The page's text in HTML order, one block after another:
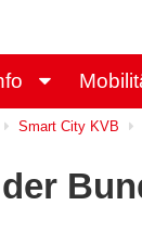
Smart City KVB